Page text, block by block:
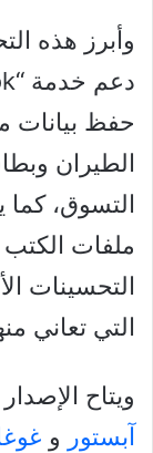
وأبرز هذه
حفظ بيانات
الطيران
التسوق، كما
التحسينات
التي تعاني
ويتاح
آبستور و